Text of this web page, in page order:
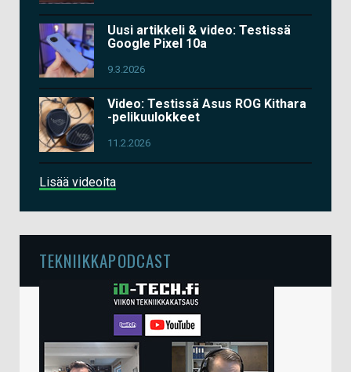
Uusi artikkeli & video: Testissä
Google Pixel 10a
9.3.2026
Video: Testissä Asus ROG Kithara
-pelikuulokkeet
11.2.2026
Lisää videoita
TEKNIIKKAPODCAST